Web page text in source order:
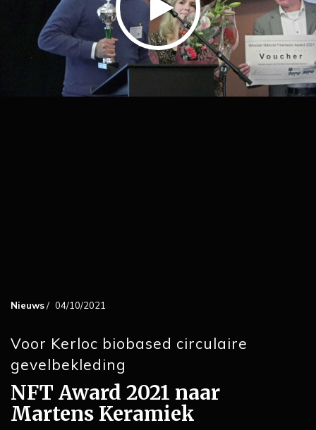
Nieuws/ 04/10/2021
Voor Kerloc biobased circulaire
gevelbekleding
NFT Award 2021 naar
Martens Keramiek